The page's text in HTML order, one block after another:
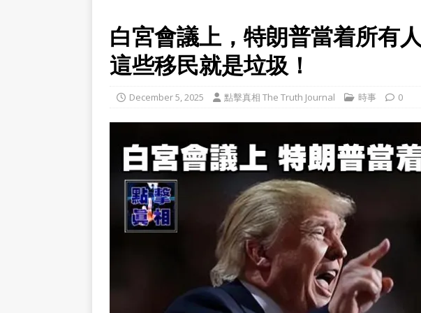
白宮會議上，特朗普當着所有
這些移民就是垃圾！
December 5, 2025 點擊真相 The Truth Journal 時事 0